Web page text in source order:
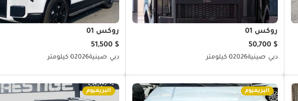
روكس 01
$ 50,700
دبي صينية20260 كيلومتر
روكس 01
$ 51,500
دبي صينية20260 كيلومتر
البريميوم البريميوم